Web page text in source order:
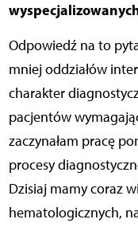
Odpowiedź na to
mniej oddziałów
charakter
pacjentów
zaczynałam pracę
procesy
Dzisiaj mamy coraz
hematologicznych,